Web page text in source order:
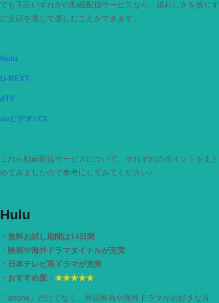
でも下記いずれかの動画配信サービスなら、煩わしさを感じず
に全話を通して楽しむことができます。
Hulu
U-NEXT
dTV
auビデオパス
これら動画配信サービスについて、それぞれのポイントをまと
めてみましたので参考にしてみてください♪
Hulu
・無料お試し期間は14日間
・映画や海外ドラマタイトルが充実
・日本テレビ系ドラマが充実
・おすすめ度： ★★★★★
『anone』だけでなく、外国映画や海外ドラマがお好きな方